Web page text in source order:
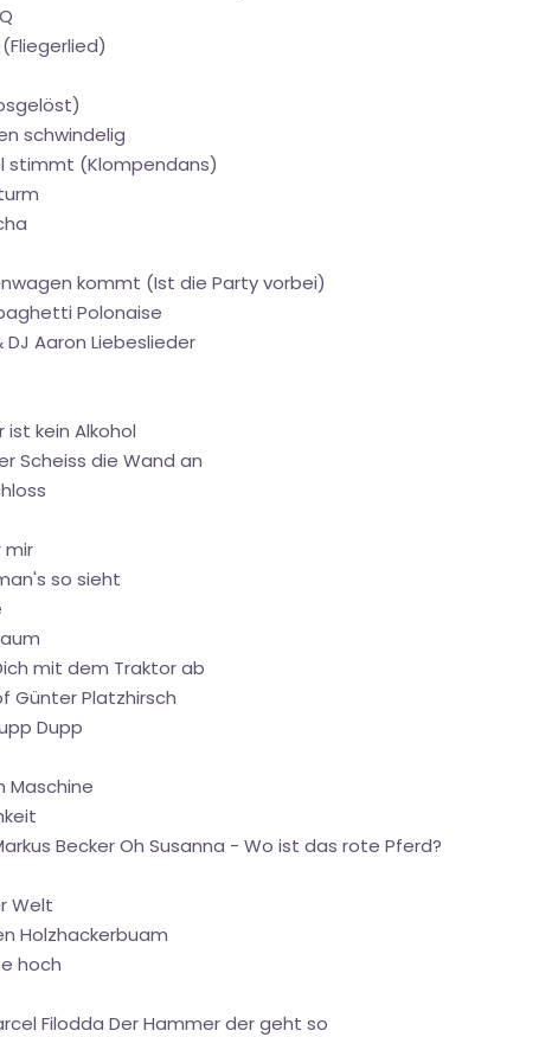
schwindelig
stimmt (Klompendans)
kommt (Ist die Party vorbei)
Polonaise
Aaron Liebeslieder
ist kein Alkohol
Scheiss die Wand an
mir
so sieht
mit dem Traktor ab
Günter Platzhirsch
Dupp
Maschine
Becker Oh Susanna - Wo ist das rote Pferd?
Welt
Holzhackerbuam
hoch
Filodda Der Hammer der geht so